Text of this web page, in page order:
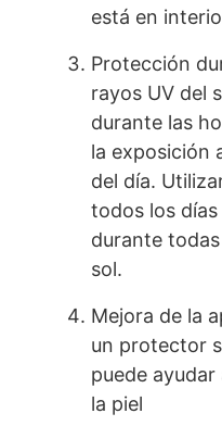
está en
Protección
rayos UV del
durante las
la exposición
del día.
todos los
durante
sol.
Mejora de la
un protector
puede
la piel